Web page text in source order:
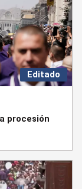
Editado
procesión